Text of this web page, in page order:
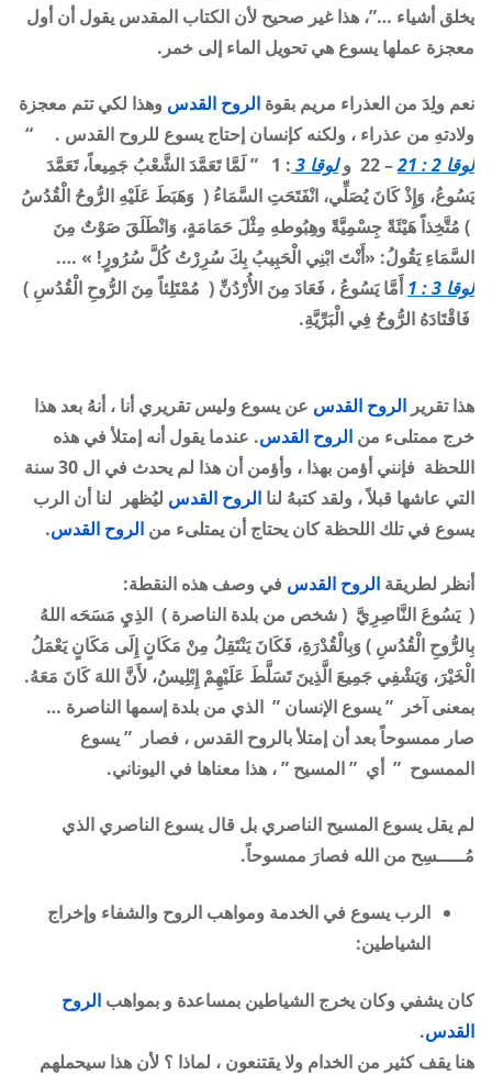
يخلق أشياء …”، هذا غير صحيح لأن الكتاب المقدس يقول أن أول
معجزة عملها يسوع هي تحويل الماء إلى خمر.
نعم ولِدَ من العذراء مريم بقوة الروح القدس وهذا لكي تتم معجزة
ولادتهِ من عذراء ، ولكنه كإنسان إحتاج يسوع للروح القدس . “
لوقا 2 : 21
– 22 و لوقا 3 :
1 ” لَمَّا تَعَمَّدَ الشَّعْبُ جَمِيعاً، تَعَمَّدَ
يَسُوعُ، وَإِذْ كَانَ يُصَلِّي، انْفَتَحَتِ السَّمَاءُ ( وَهَبَطَ عَلَيْهِ الرُّوحُ الْقُدُسُ
) مُتَّخِذاً هَيْئَةً جِسْمِيَّةً وهِبُوطهِ مِثْلَ حَمَامَةٍ، وَانْطَلَقَ صَوْتٌ مِنَ
السَّمَاءِ يَقُولُ: «أَنْتَ ابْنِي الْحَبِيبُ بِكَ سُرِرْتُ كُلَّ سُرُورٍ! » ….
لوقا 3 : 1
أَمَّا يَسُوعُ ، فَعَادَ مِنَ الأُرْدُنِّ ( مُمْتَلِئاً مِنَ الرُّوحِ الْقُدُسِ )
فَاقْتَادَهُ الرُّوحُ فِي الْبَرِّيَّةِ.
هذا تقرير الروح القدس عن يسوع وليس تقريري أنا ، أنهُ بعد هذا
خرج ممتلىء من الروح القدس. عندما يقول أنه إمتلأ في هذه
اللحظة فإنني أؤمن بهذا ، وأؤمن أن هذا لم يحدث في ال 30 سنة
التي عاشها قبلاً ، ولقد كتبهُ لنا الروح القدس ليُظهر لنا أن الرب
يسوع في تلك اللحظة كان يحتاج أن يمتلىء من الروح القدس.
أنظر لطريقة الروح القدس في وصف هذه النقطة:
( يَسُوعَ النَّاصِرِيَّ (شخص من بلدة الناصرة ) الذِيِ مَسَحَه اللهُ
بِالرُّوحِ الْقُدُسِ ) وَبِالْقُدْرَةِ، فَكَانَ يَنْتَقِلُ مِنْ مَكَانٍ إِلَى مَكَانٍ يَعْمَلُ
الْخَيْرَ، وَيَشْفِي جَمِيعَ الَّذِينَ تَسَلَّطَ عَلَيْهِمْ إِبْلِيسُ، لأَنَّ اللهَ كَانَ مَعَهُ.
بمعنى آخر ” يسوع الإنسان ” الذي من بلدة إسمها الناصرة …
صار ممسوحاً بعد أن إمتلأ بالروح القدس ، فصار ” يسوع
الممسوح ” أي ” المسيح ” ، هذا معناها في اليوناني.
لم يقل يسوع المسيح الناصري بل قال يسوع الناصري الذي
مُـــــسِح من الله فصارَ ممسوحاً.
الرب يسوع في الخدمة ومواهب الروح والشفاء وإخراج
الشياطين:
كان يشفي وكان يخرج الشياطين بمساعدة و بمواهب الروح
القدس.
هنا يقف كثير من الخدام ولا يقتنعون ، لماذا ؟ لأن هذا سيحملهم